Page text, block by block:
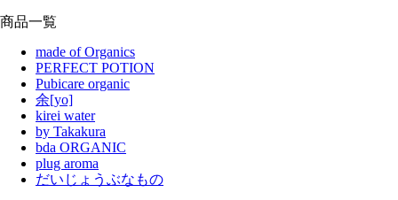
商品一覧
made of Organics
PERFECT POTION
Pubicare organic
余[yo]
kirei water
by Takakura
bda ORGANIC
plug aroma
だいじょうぶなもの